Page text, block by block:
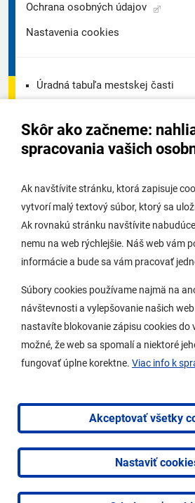
Skôr ako začneme:
spracovania vašich
Ak navštívite stránku, ktorá zapisuje
vytvorí malý textový súbor, ktorý sa
Ak rovnakú stránku navštívite
nemu na web rýchlejšie. Náš web vám
informácie a bude sa vám pracovať
Súbory cookies používame najmä na
návštevnosti a vylepšovanie našich
nastavíte blokovanie zápisu cookies do
možné, že web sa spomalí a niektoré
fungovať úplne korektne. Viac info k
Akceptovať všetky
Nastaviť
Ochrana osobných údajov
Nastavenia cookies
Úradná tabuľa mestskej časti
Úradná tabuľa stavebného úradu
Potrebujem vybaviť
Samospráva
O Lamači
Mobilná aplikácia
Kontakty
Vyhlásenie o prístupnosti
2026 © Mestská časť Bratislava-
stránok
aredakčný systém od